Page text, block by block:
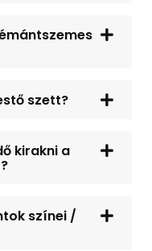
szett?
kirakni a
színei /